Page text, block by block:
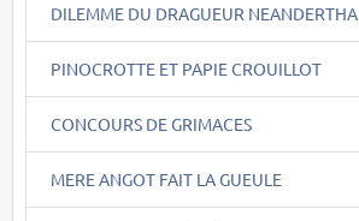
DILEMME DU DRAGUEUR NEANDERTHA
PINOCROTTE ET PAPIE CROUILLOT
CONCOURS DE GRIMACES
MERE ANGOT FAIT LA GUEULE